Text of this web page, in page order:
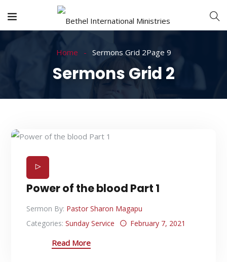
Home Sermons Grid 2Page 9
Sermons Grid 2
Power of the blood Part 1
Sermon By: Pastor Sharon Magapu
Categories: Sunday Service February 7, 2021
Read More